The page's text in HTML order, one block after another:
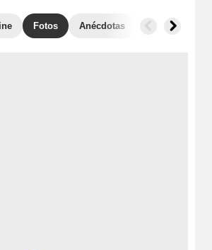
Fotos Anécdotas Taquilla